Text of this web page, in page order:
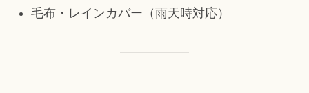
毛布・レインカバー（雨天時対応）